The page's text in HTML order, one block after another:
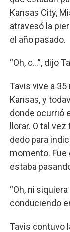
Kansas City,
atravesó la
el año pasado.
“Oh, c…”, dijo
Tavis vive a
Kansas, y
donde ocurrió
llorar. O tal
dedo para
momento. Fue
estaba
“Oh, ni
conduciendo
Tavis contuvo